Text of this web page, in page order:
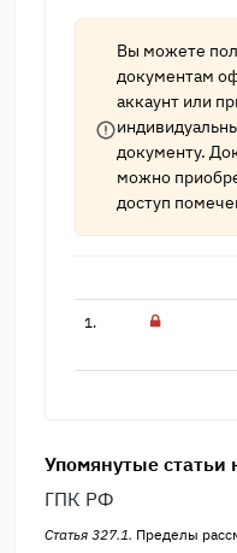
Вы можете
документам
аккаунт или
документу.
можно
доступ
1.
Упомянутые статьи
ГПК РФ
Статья 327.1. Пределы